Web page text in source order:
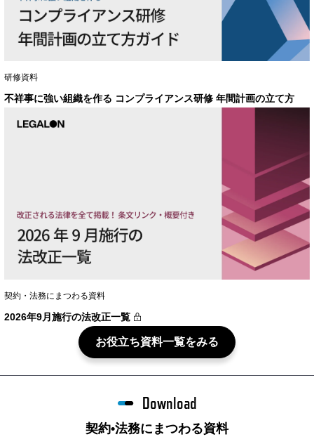
研修資料
不祥事に強い組織を作る コンプライアンス研修 年間計画の立て方
契約・法務にまつわる資料
2026年9月施行の法改正一覧
お役立ち資料一覧をみる
契約•法務にまつわる資料
Download